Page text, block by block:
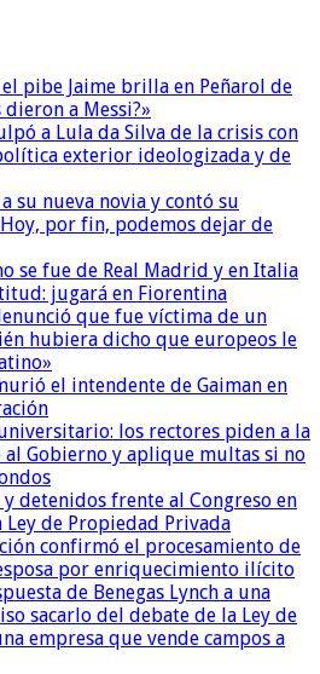
pibe Jaime brilla en Peñarol de
a Messi?»
a Lula da Silva de la crisis con
exterior ideologizada y de
su nueva novia y contó su
por fin, podemos dejar de
se fue de Real Madrid y en Italia
jugará en Fiorentina
que fue víctima de un
hubiera dicho que europeos le
el intendente de Gaiman en
los rectores piden a la
Gobierno y aplique multas si no
detenidos frente al Congreso en
Ley de Propiedad Privada
confirmó el procesamiento de
por enriquecimiento ilícito
de Benegas Lynch a una
sacarlo del debate de la Ley de
empresa que vende campos a